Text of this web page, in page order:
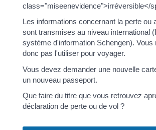
class="miseenevidence">irréversible</
Les informations concernant la perte ou
sont transmises au niveau international
système d'information Schengen). Vous
donc pas l'utiliser pour voyager.
Vous devez demander une nouvelle
un nouveau passeport.
Que faire du titre que vous retrouvez
déclaration de perte ou de vol ?